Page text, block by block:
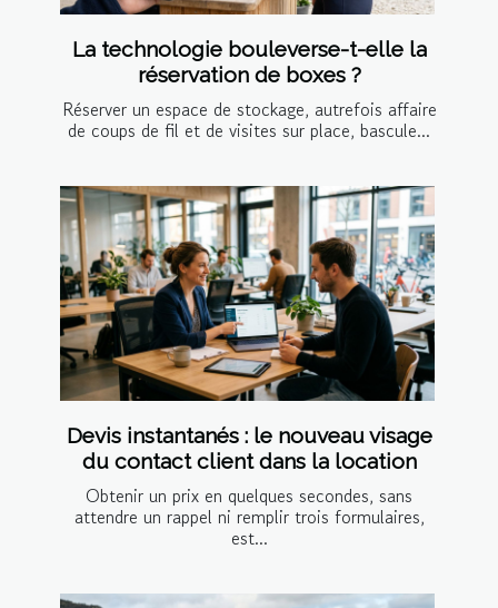
La technologie bouleverse-t-elle la
réservation de boxes ?
Réserver un espace de stockage, autrefois affaire
de coups de fil et de visites sur place, bascule...
Devis instantanés : le nouveau visage
du contact client dans la location
Obtenir un prix en quelques secondes, sans
attendre un rappel ni remplir trois formulaires,
est...